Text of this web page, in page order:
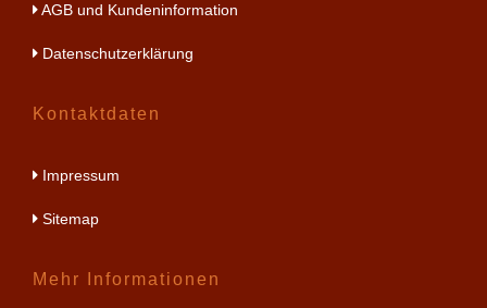
AGB und Kundeninformation
Datenschutzerklärung
Kontaktdaten
Impressum
Sitemap
Mehr Informationen